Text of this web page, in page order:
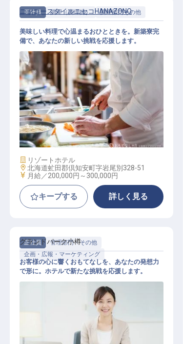
正社員 調理（調理師） 調理部門その他
レストラン調理スタッフ（一般職/主
任）
ニッコースタイルニセコHANAZONO
美味しい料理で心温まるおひとときを。新築寮完
備で、あなたの新しい挑戦を応援します。
施設業態
リゾートホテル
勤務地
北海道虻田郡倶知安町字岩尾別328-51
給与
月給／200,000円～ 300,000円
キープする 詳しく見る
正社員
管理部門・その他
企画・広報・マーケティング
グランドパーク小樽
お客様の心に響くおもてなしを、あなたの発想力
で形に。ホテルで新たな挑戦を応援します。